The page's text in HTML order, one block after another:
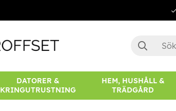
DATORER &
KRINGUTRUSTNING
HEM, HUSHÅLL &
TRÄDGÅRD